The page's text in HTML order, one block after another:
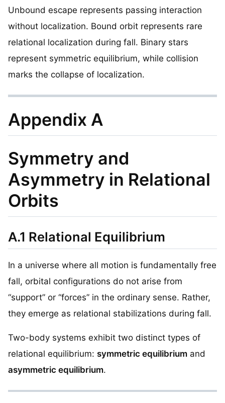
Unbound escape represents passing interaction
without localization. Bound orbit represents rare
relational localization during fall. Binary stars
represent symmetric equilibrium, while collision
marks the collapse of localization.
Appendix A
Symmetry and
Asymmetry in Relational
Orbits
A.1 Relational Equilibrium
In a universe where all motion is fundamentally free
fall, orbital configurations do not arise from
“support” or “forces” in the ordinary sense. Rather,
they emerge as relational stabilizations during fall.
Two-body systems exhibit two distinct types of
relational equilibrium: symmetric equilibrium and
asymmetric equilibrium.